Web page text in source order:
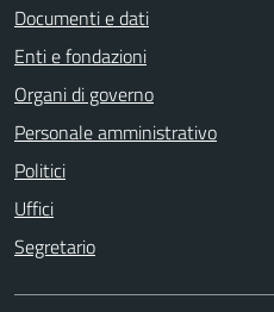
Documenti e dati
Enti e fondazioni
Organi di governo
Personale amministrativo
Politici
Uffici
Segretario